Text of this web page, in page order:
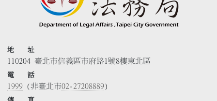
地 址
110204 臺北市信義區市府路1號8樓東北區
電 話
1999 (非臺北市02-27208889)